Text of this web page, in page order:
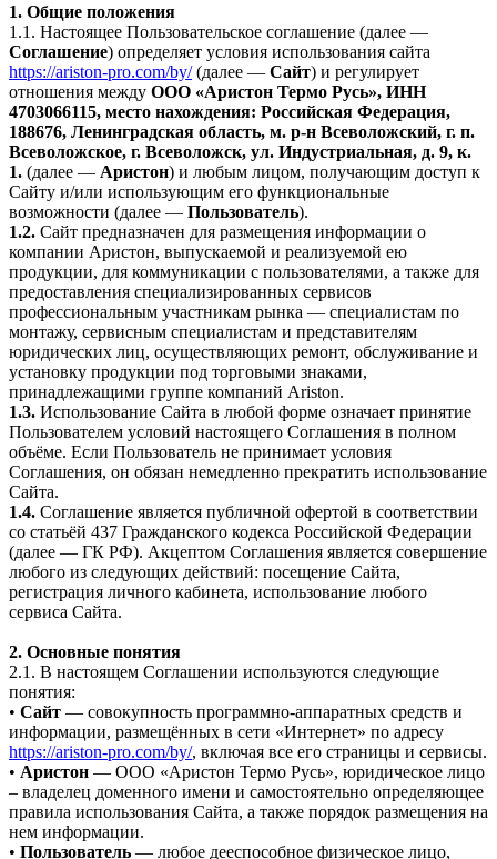
1. Общие положения
1.1. Настоящее Пользовательское соглашение (далее —
Соглашение) определяет условия использования сайта
https://ariston-pro.com/by/(далее — Сайт) и регулирует
отношения между ООО «Аристон Термо Русь», ИНН
4703066115, место нахождения: Российская Федерация,
188676, Ленинградская область, м. р-н Всеволожский, г. п.
Всеволожское, г. Всеволожск, ул. Индустриальная, д. 9, к.
1. (далее — Аристон) и любым лицом, получающим доступ к
Сайту и/или использующим его функциональные
возможности (далее — Пользователь).
1.2. Сайт предназначен для размещения информации о
компании Аристон, выпускаемой и реализуемой ею
продукции, для коммуникации с пользователями, а также для
предоставления специализированных сервисов
профессиональным участникам рынка — специалистам по
монтажу, сервисным специалистам и представителям
юридических лиц, осуществляющих ремонт, обслуживание и
установку продукции под торговыми знаками,
принадлежащими группе компаний Ariston.
1.3. Использование Сайта в любой форме означает принятие
Пользователем условий настоящего Соглашения в полном
объёме. Если Пользователь не принимает условия
Соглашения, он обязан немедленно прекратить использование
Сайта.
1.4. Соглашение является публичной офертой в соответствии
со статьёй 437 Гражданского кодекса Российской Федерации
(далее — ГК РФ). Акцептом Соглашения является совершение
любого из следующих действий: посещение Сайта,
регистрация личного кабинета, использование любого
сервиса Сайта.
2. Основные понятия
2.1. В настоящем Соглашении используются следующие
понятия:
• Сайт — совокупность программно-аппаратных средств и
информации, размещённых в сети «Интернет» по адресу
https://ariston-pro.com/by/, включая все его страницы и сервисы.
• Аристон — ООО «Аристон Термо Русь», юридическое лицо
– владелец доменного имени и самостоятельно определяющее
правила использования Сайта, а также порядок размещения на
нем информации.
• Пользователь — любое дееспособное физическое лицо,